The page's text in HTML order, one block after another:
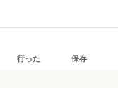
行った 保存